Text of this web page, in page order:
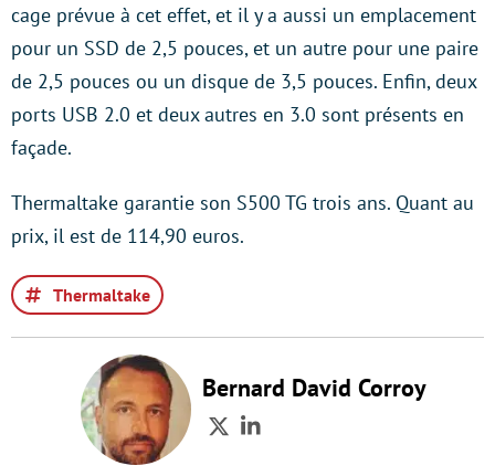
cage prévue à cet effet, et il y a aussi un emplacement
pour un SSD de 2,5 pouces, et un autre pour une paire
de 2,5 pouces ou un disque de 3,5 pouces. Enfin, deux
ports USB 2.0 et deux autres en 3.0 sont présents en
façade.
Thermaltake garantie son S500 TG trois ans. Quant au
prix, il est de 114,90 euros.
Thermaltake
Bernard David Corroy
TwitterLinkedIn